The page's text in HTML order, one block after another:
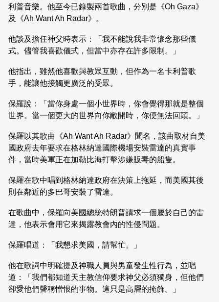
利普音樂。他至今已錄製兩首歌曲，分別是《Oh Gaza》
及《Ah Want Ah Radar》。
他談及擔任神父時表示：「我不能說我非常懷念那些儀
式。儘管我喜歡儀式，但當中亦存在許多限制。」
他指出，雖然他喜歡與教眾互動，但作為一名卡利普歌
手，能讓他接觸更廣泛的受眾。
保羅說：「當你身處一個小世界時，你會覺得那就是整個
世界。當一個更大的世界向你敞開時，你便無法回頭。」
保羅以其歌曲《Ah Want Ah Radar》聞名，該曲取材自美
國政府去年要求在格林納達國際機場安裝雷達的真實事
件，當時美軍正在加勒比海打擊涉嫌販毒的船隻。
保羅在歌中唱到格林納達政府在決策上拖延，而美國其後
則在鄰近的多巴哥安裝了雷達。
在歌曲中，保羅向美國總統特朗普請求一個屬於自己的雷
達，他表示會用它來揭露教會內的性侵問題。
保羅唱道：「我懇求美國，請幫忙。」
他在歌詞中明確提及神職人員與男童發生性行為，並唱
道：「我們都知道天主教信仰要求神父必須獨身，但他們
卻愛他們聲稱憎恨的事物。這只是高層的掩飾。」